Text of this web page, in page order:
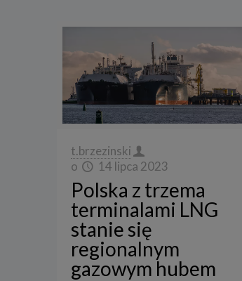
t.brzezinski
o
14 lipca 2023
Polska z trzema
terminalami LNG
stanie się
regionalnym
gazowym hubem